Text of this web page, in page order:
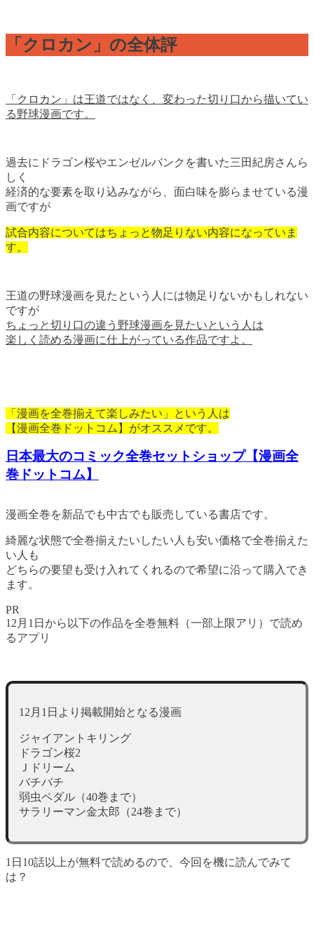
「クロカン」の全体評
「クロカン」は王道ではなく、変わった切り口から描いてい
る野球漫画です。
過去にドラゴン桜やエンゼルバンクを書いた三田紀房さんら
しく
経済的な要素を取り込みながら、面白味を膨らませている漫
画ですが
試合内容についてはちょっと物足りない内容になっていま
す。
王道の野球漫画を見たという人には物足りないかもしれない
ですが
ちょっと切り口の違う野球漫画を見たいという人は
楽しく読める漫画に仕上がっている作品ですよ。
「漫画を全巻揃えて楽しみたい」という人は
【漫画全巻ドットコム】がオススメです。
日本最大のコミック全巻セットショップ【漫画全
巻ドットコム】
漫画全巻を新品でも中古でも販売している書店です。
綺麗な状態で全巻揃えたいしたい人も安い価格で全巻揃えた
い人も
どちらの要望も受け入れてくれるので希望に沿って購入でき
ます。
PR
12月1日から以下の作品を全巻無料（一部上限アリ）で読め
るアプリ
12月1日より掲載開始となる漫画
ジャイアントキリング
ドラゴン桜2
Ｊドリーム
バチバチ
弱虫ペダル（40巻まで）
サラリーマン金太郎（24巻まで）
1日10話以上が無料で読めるので、今回を機に読んでみて
は？